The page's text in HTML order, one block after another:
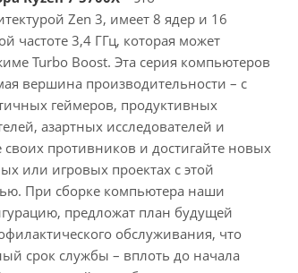
Zen 3, имеет 8 ядер и 16
частоте 3,4 ГГц, которая может
Turbo Boost. Эта серия компьютеров
вершина производительности – с
геймеров, продуктивных
азартных исследователей и
противников и достигайте новых
или игровых проектах с этой
При сборке компьютера наши
предложат план будущей
обслуживания, что
срок службы – вплоть до начала